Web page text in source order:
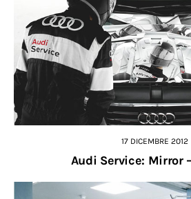
17 DICEMBRE 2012
Audi Service: Mirror